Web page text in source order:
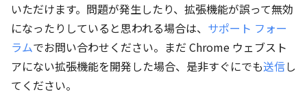
いただけます。問題が発生したり、拡張機能が誤って無効
になったりしていると思われる場合は、 サポート フォー
ラムでお問い合わせください。まだ Chrome ウェブスト
アにない拡張機能を開発した場合、是非すぐにでも送信し
てください。